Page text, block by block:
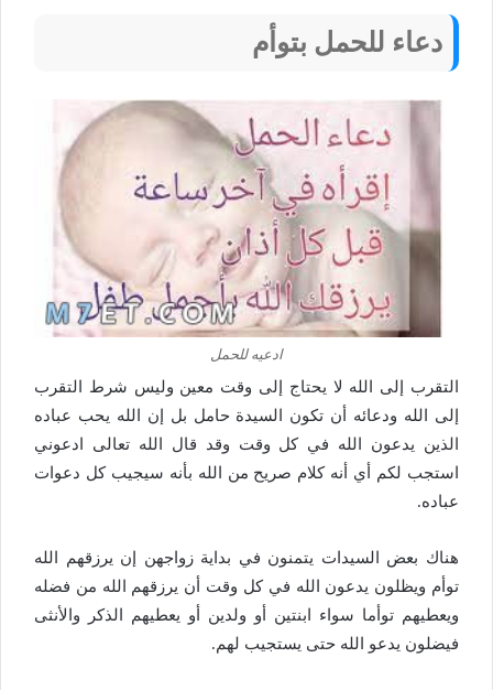
دعاء للحمل بتوأم
ادعيه للحمل
التقرب إلى الله لا يحتاج إلى وقت معين وليس شرط التقرب
إلى الله ودعائه أن تكون السيدة حامل بل إن الله يحب عباده
الذين يدعون الله في كل وقت وقد قال الله تعالى ادعوني
استجب لكم أي أنه كلام صريح من الله بأنه سيجيب كل دعوات
عباده.
هناك بعض السيدات يتمنون في بداية زواجهن إن يرزقهم الله
توأم ويظلون يدعون الله في كل وقت أن يرزقهم الله من فضله
ويعطيهم توأما سواء ابنتين أو ولدين أو يعطيهم الذكر والأنثى
فيضلون يدعو الله حتى يستجيب لهم.